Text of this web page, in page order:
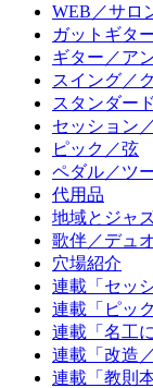
WEB／サロ
ガットギタ
ギター／ア
スイング／
スタンダード
セッション
ピック／弦
ペダル／ツ
代用品
地域とジャ
歌伴／デュ
穴場紹介
連載「セッ
連載「ピッ
連載「名工
連載「改造
連載「教則